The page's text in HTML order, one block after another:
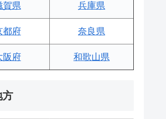
賀県 兵庫県
都府 奈良県
阪府 和歌山県
方